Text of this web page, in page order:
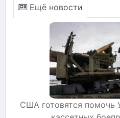
Ещё новости
США готовятся помочь